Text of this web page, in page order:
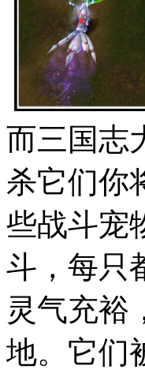
而三国志
杀它们你
些战斗宠
斗，每只
灵气充裕
地。它们